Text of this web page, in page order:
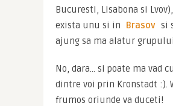
Bucuresti, Lisabona si
exista unu si in
Brasov si
ajung sa ma alatur
No, dara… si poate ma vad
dintre voi prin Kronstadt :).
frumos oriunde va duceti!